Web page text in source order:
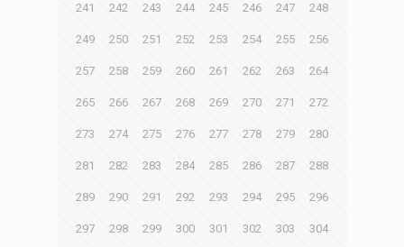
241 242 243 244 245 246 247 248
249 250 251 252 253 254 255 256
257 258 259 260 261 262 263 264
265 266 267 268 269 270 271 272
273 274 275 276 277 278 279 280
281 282 283 284 285 286 287 288
289 290 291 292 293 294 295 296
297 298 299 300 301 302 303 304